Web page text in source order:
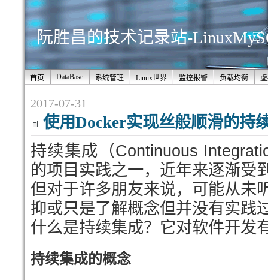
阮胜昌的技术记录站-
首页 DataBase 系统管理 Linux世界 监控报警 负载均衡
2017-07-31
使用Docker实现丝般顺滑的持
持续集成（Continuous
的项目实践之一，近年来逐渐受
但对于许多朋友来说，可能从未
抑或只是了解概念但并没有实践
什么是持续集成？它对软件开发
持续集成的概念